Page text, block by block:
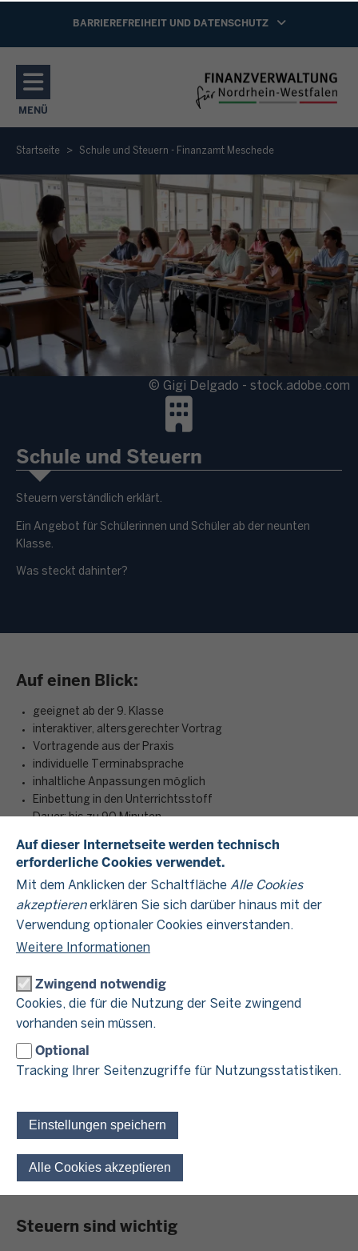
Auf dieser Internetseite werden technisch
erforderliche Cookies verwendet.
Mit dem Anklicken der Schaltfläche Alle Cookies
akzeptierenerklären Sie sich darüber hinaus mit der
Verwendung optionaler Cookies einverstanden.
Weitere Informationen
Zwingend notwendig
Cookies, die für die Nutzung der Seite zwingend
vorhanden sein müssen.
Optional
Tracking Ihrer Seitenzugriffe für Nutzungsstatistiken.
Einstellungen speichern
Alle Cookies akzeptieren
Direkt zum Inhalt
NAVIGATION AKTIVIEREN/DEAKTIVIEREN:
BARRIEREFREIHEIT UND DATENSCHUTZ
MENÜ
NAVIGATION AKTIVIEREN/DEAKTIVIEREN: HAUPTMENÜ
Startseite Schule und Steuern - Finanzamt Meschede
Schule und Steuern
Steuern verständlich erklärt.
Ein Angebot für Schülerinnen und Schüler ab der neunten
Klasse.
Was steckt dahinter?
© Gigi Delgado - stock.adobe.com
Auf einen Blick:
geeignet ab der 9. Klasse
interaktiver, altersgerechter Vortrag
Vortragende aus der Praxis
individuelle Terminabsprache
inhaltliche Anpassungen möglich
Einbettung in den Unterrichtsstoff
Dauer: bis zu 90 Minuten
Mitarbeitende der Finanzämter die Schulen in Nordrhein-
Westfalen – ob Real-, Gesamt- oder Kollegschule, aber auch
Gymnasium: Wir erarbeiten gemeinsam mit den Schülerinnen
und Schülern einen grundlegenden Überblick über das
Die Schülerinnen und Schüler lernen interaktiv und praxisnah
verschieden Arten von Steuern kennen und erfahren, wofür
diese verwendet werden. Schwerpunkte liegen dabei auf der
Umsatzsteuer- sowie Einkommensteuer. Neben der
Beantwortung von konkreten Fragen wie „Wie finanziert sich
unser Staat?“ und „Was bedeutet Steuergerechtigkeit“? bleibt
Schülerinnen und Schüler zu beantworten, wie zum Beispiel:
Versteuerung von Ferienjobs oder
Steuern sind wichtig